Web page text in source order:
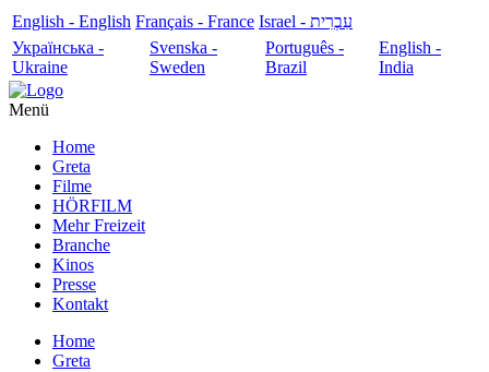
English - English Français - France
עִבְרִית - Israel
Українська -
Ukraine
Svenska -
Sweden
Português -
Brazil
English -
India
Menü
Home
Greta
Filme
HÖRFILM
Mehr Freizeit
Branche
Kinos
Presse
Kontakt
Home
Greta